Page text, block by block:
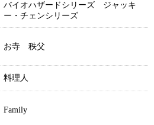
バイオハザードシリーズ ジャッキ
ー・チェンシリーズ
お寺 秩父
料理人
Family